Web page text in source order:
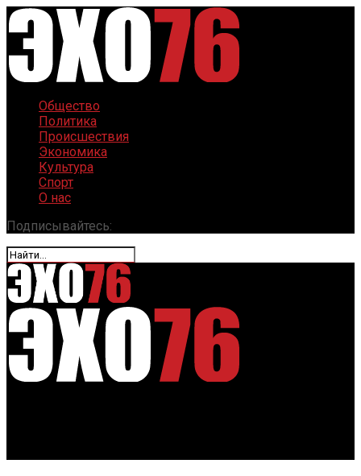
Общество
Политика
Происшествия
Экономика
Культура
Спорт
О нас
Подписывайтесь: